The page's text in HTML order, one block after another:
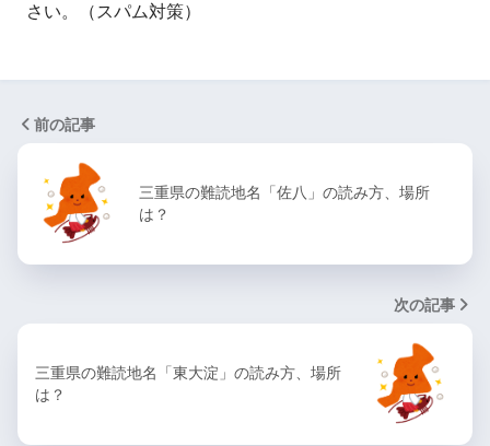
さい。（スパム対策）
前の記事
三重県の難読地名「佐八」の読み方、場所
は？
次の記事
三重県の難読地名「東大淀」の読み方、場所
は？